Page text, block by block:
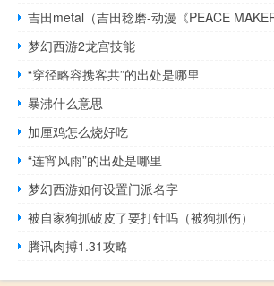
梦幻西游2龙宫技能
“穿径略容携客共”的出处是哪里
暴沸什么意思
加厘鸡怎么烧好吃
“连宵风雨”的出处是哪里
梦幻西游如何设置门派名字
被自家狗抓破皮了要打针吗（被狗抓伤）
腾讯肉搏1.31攻略